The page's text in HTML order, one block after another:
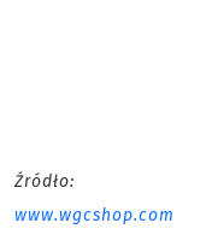
Źródło:
www.wgcshop.com